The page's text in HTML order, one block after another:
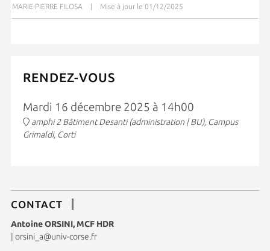
MARIE-PIERRE FILOSA Mise à jour le 01/12/2025
RENDEZ-VOUS
Mardi 16 décembre 2025 à 14h00
amphi 2 Bâtiment Desanti (administration | BU), Campus
Grimaldi, Corti
CONTACT
Antoine ORSINI, MCF HDR
orsini_a@univ-corse.fr